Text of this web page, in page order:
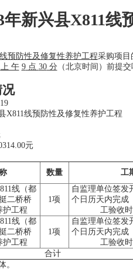
年新兴县X811线
预防性及修复性养护工程采购项目
上 午 9点 30分（北京时间）前提交
X811线预防性及修复性养护工程
元
数量 工
线（都
二桥桥
护工程
1项
自监理单位签发
个日历天内完成
工验收时
线（都
二桥桥
护工程
1项
自监理单位签发
个日历天内完成
工验收时
合计
。